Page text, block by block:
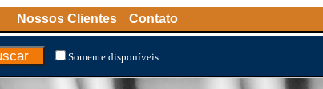
Nossos Clientes Contato
Somente disponíveis